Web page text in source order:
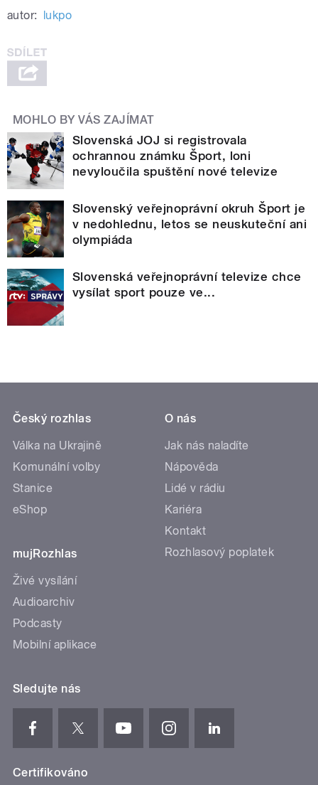
autor: lukpo
MOHLO BY VÁS ZAJÍMAT
Slovenská JOJ si registrovala
ochrannou známku Šport, loni
nevyloučila spuštění nové televize
Slovenský veřejnoprávní okruh Šport je
v nedohlednu, letos se neuskuteční ani
olympiáda
Slovenská veřejnoprávní televize chce
vysílat sport pouze ve...
Český rozhlas
Válka na Ukrajině
Komunální volby
Stanice
eShop
mujRozhlas
Živé vysílání
Audioarchiv
Podcasty
Mobilní aplikace
O nás
Jak nás naladíte
Nápověda
Lidé v rádiu
Kariéra
Kontakt
Rozhlasový poplatek
Sledujte nás
Certifikováno